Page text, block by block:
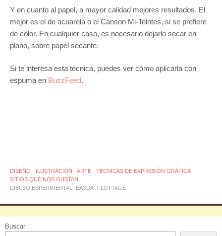
Y en cuanto al papel, a mayor calidad mejores resultados. El
mejor es el de acuarela o el Canson Mi-Teintes, si se prefiere
de color. En cualquier caso, es necesario dejarlo secar en
plano, sobre papel secante.
Si te interesa esta técnica, puedes ver cómo aplicarla con
espuma en BuzzFeed.
DISEÑO ILUSTRACIÓN ARTE
TÉCNICAS DE EXPRESIÓN GRÁFICA
SITIOS QUE NOS GUSTAN
DIBUJO ESPERIMENTAL
EASDA FLOTTAGE
Buscar